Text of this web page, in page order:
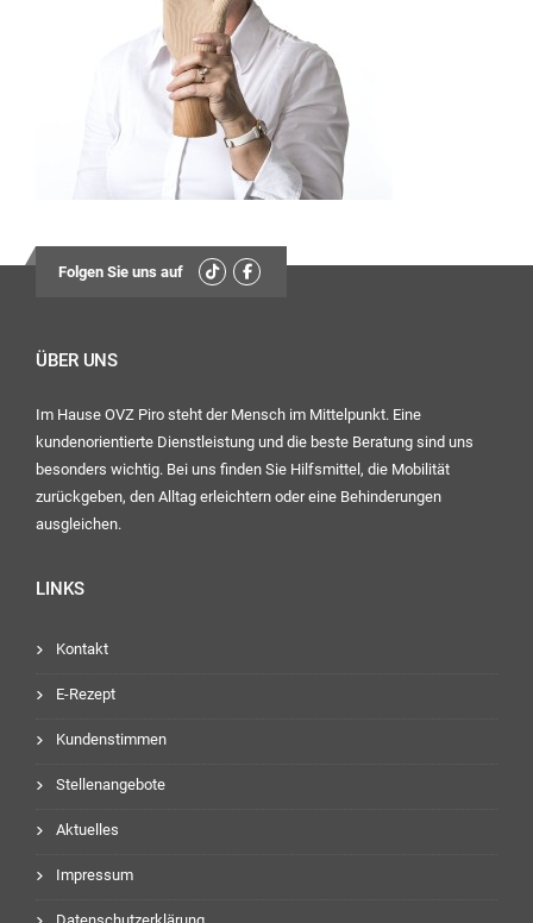
Folgen Sie uns auf
ÜBER UNS
Im Hause OVZ Piro steht der Mensch im Mittelpunkt. Eine
kundenorientierte Dienstleistung und die beste Beratung sind uns
besonders wichtig. Bei uns finden Sie Hilfsmittel, die Mobilität
zurückgeben, den Alltag erleichtern oder eine Behinderungen
ausgleichen.
LINKS
Kontakt
E-Rezept
Kundenstimmen
Stellenangebote
Aktuelles
Impressum
13:30
Uhr – 17:00 Uhr
Mittwoch:
geschlossen
Freitag:
08:00
Uhr – 12:30 Uhr
13:30
Uhr – 16:00 Uhr